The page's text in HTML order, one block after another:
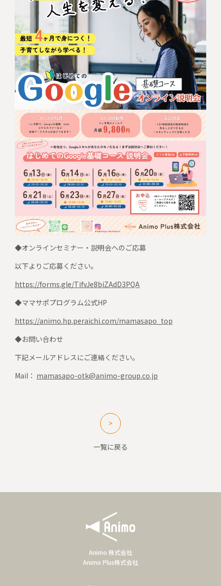
◆オンラインセミナー・説明会へのご応募
以下よりご応募ください。
https://forms.gle/TifvJe8biZAdD3PQA
◆ママサポプログラム公式HP
https://animo.hp.peraichi.com/mamasapo_top
◆お問い合わせ
下記メールアドレスにご連絡ください。
Mail： mamasapo-otk@animo-group.co.jp
一覧に戻る
Animo 株式会社
Animo Plus株式会社